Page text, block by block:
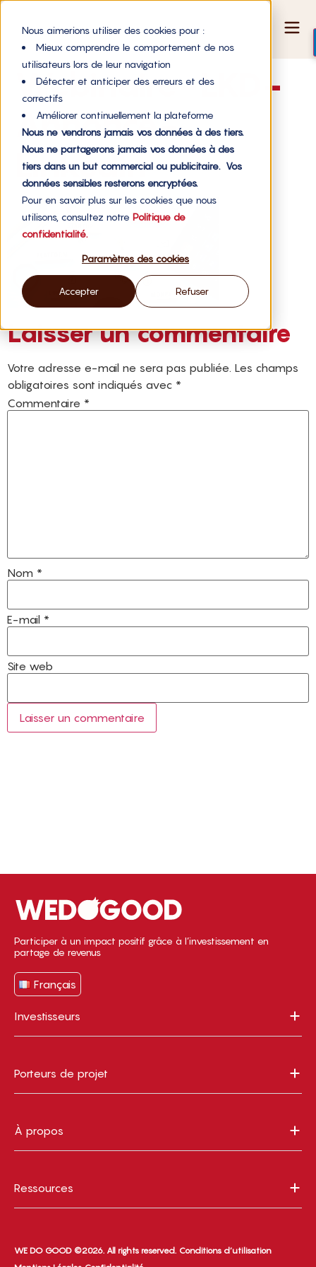
Nous aimerions utiliser des cookies pour :
Mieux comprendre le comportement de nos
utilisateurs lors de leur navigation
Détecter et anticiper des erreurs et des
correctifs
Améliorer continuellement la plateforme
Nous ne vendrons jamais vos données à des tiers.
Nous ne partagerons jamais vos données à des
tiers dans un but commercial ou publicitaire. Vos
données sensibles resterons encryptées.
Pour en savoir plus sur les cookies que nous
utilisons, consultez notre Politique de
confidentialité.
Paramètres des cookies
Accepter Refuser
Webinaire-LKD-
Annonce-
LinkedIn
Laisser un commentaire
Votre adresse e-mail ne sera pas publiée. Les champs
obligatoires sont indiqués avec *
Commentaire *
Nom *
E-mail *
Site web
Participer à un impact positif grâce à l’investissement en
partage de revenus
Français
Investisseurs
Porteurs de projet
À propos
Ressources
WE DO GOOD ©2026. All rights reserved. Conditions d’utilisation